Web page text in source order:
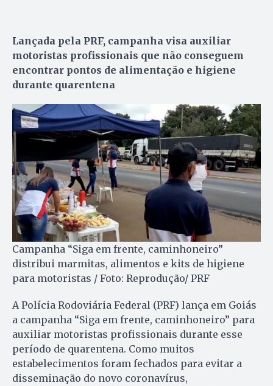
Lançada pela PRF, campanha visa auxiliar
motoristas profissionais que não conseguem
encontrar pontos de alimentação e higiene
durante quarentena
Campanha “Siga em frente, caminhoneiro”
distribui marmitas, alimentos e kits de higiene
para motoristas / Foto: Reprodução/ PRF
A Polícia Rodoviária Federal (PRF) lança em Goiás
a campanha “Siga em frente, caminhoneiro” para
auxiliar motoristas profissionais durante esse
período de quarentena. Como muitos
estabelecimentos foram fechados para evitar a
disseminação do novo coronavírus,